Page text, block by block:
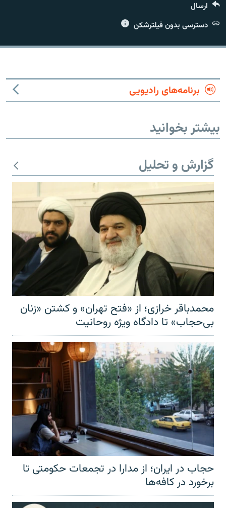
ارسال
دسترسی بدون فیلترشکن
برنامه‌های رادیویی
بیشتر بخوانید
گزارش و تحلیل
محمدباقر خرازی؛ از «فتح تهران» و کشتن «زنان
بی‌حجاب» تا دادگاه ویژه روحانیت
حجاب در ایران؛ از مدارا در تجمعات حکومتی تا
برخورد در کافه‌ها